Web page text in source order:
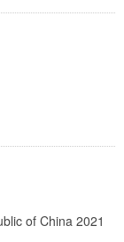
of China 2021